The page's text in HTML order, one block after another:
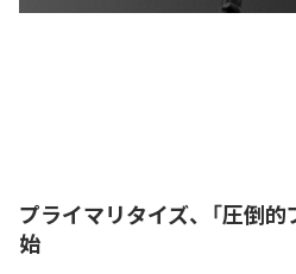
プライマリタイズ、「圧倒
始